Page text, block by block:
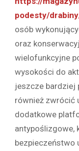
podesty/
osób
oraz
wielofunkcyjne
wysokości do
jeszcze bardziej
również zwrócić
dodatkowe
antypoślizgowe,
bezpieczeństwo